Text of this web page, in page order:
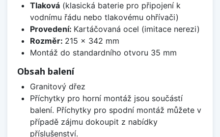
Tlaková(klasická baterie pro připojení k
vodnímu řádu nebo tlakovému ohřívači)
Provedení: Kartáčovaná ocel (imitace nerezi)
Rozměr: 215 x 342 mm
Montáž do standardního otvoru 35 mm
Obsah balení
Granitový dřez
Příchytky pro horní montáž jsou součástí
balení. Příchytky pro spodní montáž můžete v
případě zájmu dokoupit z nabídky
příslušenství.